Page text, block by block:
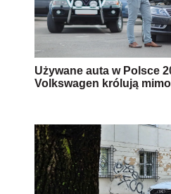
Używane auta w Polsce
Volkswagen królują